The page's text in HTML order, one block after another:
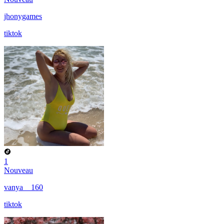
jhonygames
tiktok
1
Nouveau
vanya__160
tiktok